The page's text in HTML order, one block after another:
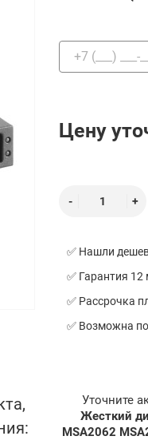
Цену
✅ Нашли
✅ Гарантия 12
✅ Рассрочка
✅ Возможна
Уточните
Жесткий
MSA2062